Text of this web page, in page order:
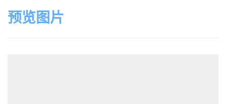
预览图片